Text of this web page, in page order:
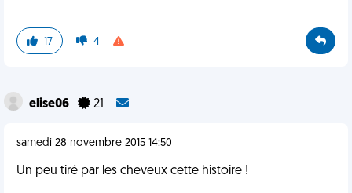
17 4
elise06 21
samedi 28 novembre 2015 14:50
Un peu tiré par les cheveux cette histoire !